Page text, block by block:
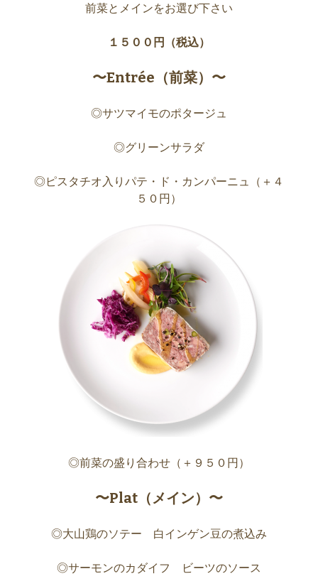
前菜とメインをお選び下さい
１５００円（税込）
〜Entrée（前菜）〜
◎サツマイモのポタージュ
◎グリーンサラダ
◎ピスタチオ入りパテ・ド・カンパーニュ（＋４
５０円）
◎前菜の盛り合わせ（＋９５０円）
〜Plat（メイン）〜
◎大山鶏のソテー 白インゲン豆の煮込み
◎サーモンのカダイフ ビーツのソース